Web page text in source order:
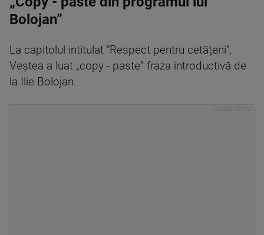
Bolojan”
La capitolul intitulat "Respect pentru cetățeni",
Veștea a luat „copy - paste” fraza introductivă de
la Ilie Bolojan.